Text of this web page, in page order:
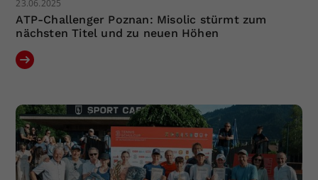
23.06.2025
ATP-Challenger Poznan: Misolic stürmt zum
nächsten Titel und zu neuen Höhen